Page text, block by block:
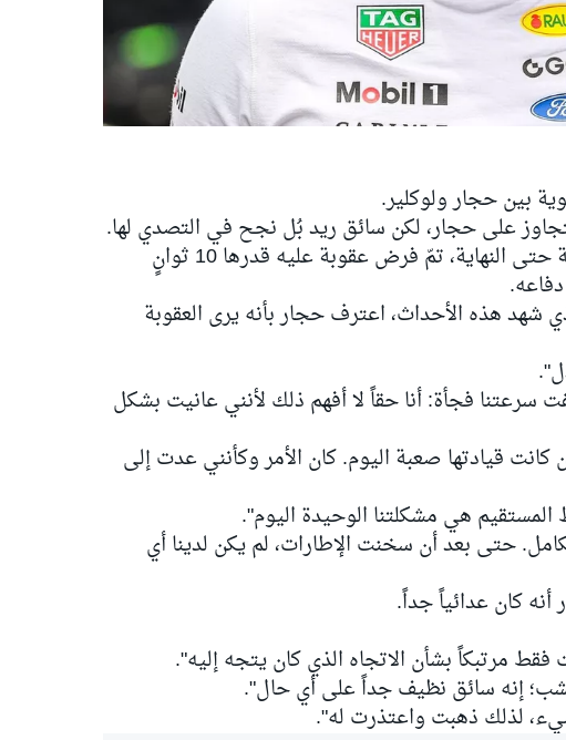
بين حجار ولوكلير.
على حجار، لكن سائق ريد بُل نجح في التصدي لها.
ومع ذلك، وبعد استمرار حجار في المنافسة حتى النهاية، تمّ فرض عقوبة عليه قدرها 10 ثوانٍ
شهد هذه الأحداث، اعترف حجار بأنه يرى العقوبة
فجأة: أنا حقاً لا أفهم ذلك لأنني عانيت بشكل
قيادتها صعبة اليوم. كان الأمر وكأنني عدت إلى
هي مشكلتنا الوحيدة اليوم".
حتى بعد أن سخنت الإطارات، لم يكن لدينا أي
كان عدائياً جداً.
مرتبكاً بشأن الاتجاه الذي كان يتجه إليه".
إنه سائق نظيف جداً على أي حال".
لذلك ذهبت واعتذرت له".